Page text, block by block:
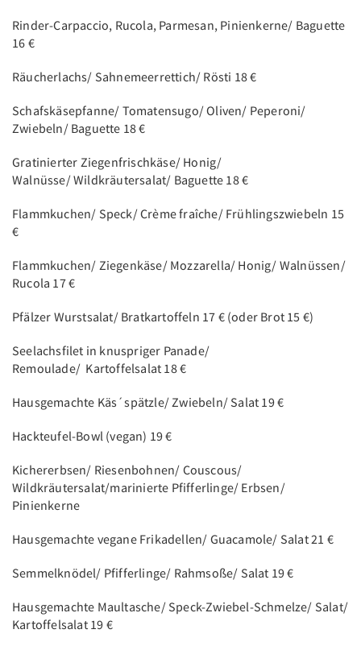
Rinder-Carpaccio, Rucola, Parmesan, Pinienkerne/ Baguette
16 €
Räucherlachs/ Sahnemeerrettich/ Rösti 18 €
Schafskäsepfanne/ Tomatensugo/ Oliven/ Peperoni/
Zwiebeln/ Baguette 18 €
Gratinierter Ziegenfrischkäse/ Honig/
Walnüsse/ Wildkräutersalat/ Baguette 18 €
Flammkuchen/ Speck/ Crème fraîche/ Frühlingszwiebeln 15
€
Flammkuchen/ Ziegenkäse/ Mozzarella/ Honig/ Walnüssen/
Rucola 17 €
Pfälzer Wurstsalat/ Bratkartoffeln 17 € (oder Brot 15 €)
Seelachsfilet in knuspriger Panade/
Remoulade/ Kartoffelsalat 18 €
Hausgemachte Käs´spätzle/ Zwiebeln/ Salat 19 €
Hackteufel-Bowl (vegan) 19 €
Kichererbsen/ Riesenbohnen/ Couscous/
Wildkräutersalat/marinierte Pfifferlinge/ Erbsen/
Pinienkerne
Hausgemachte vegane Frikadellen/ Guacamole/ Salat 21 €
Semmelknödel/ Pfifferlinge/ Rahmsoße/ Salat 19 €
Hausgemachte Maultasche/ Speck-Zwiebel-Schmelze/ Salat/
Kartoffelsalat 19 €